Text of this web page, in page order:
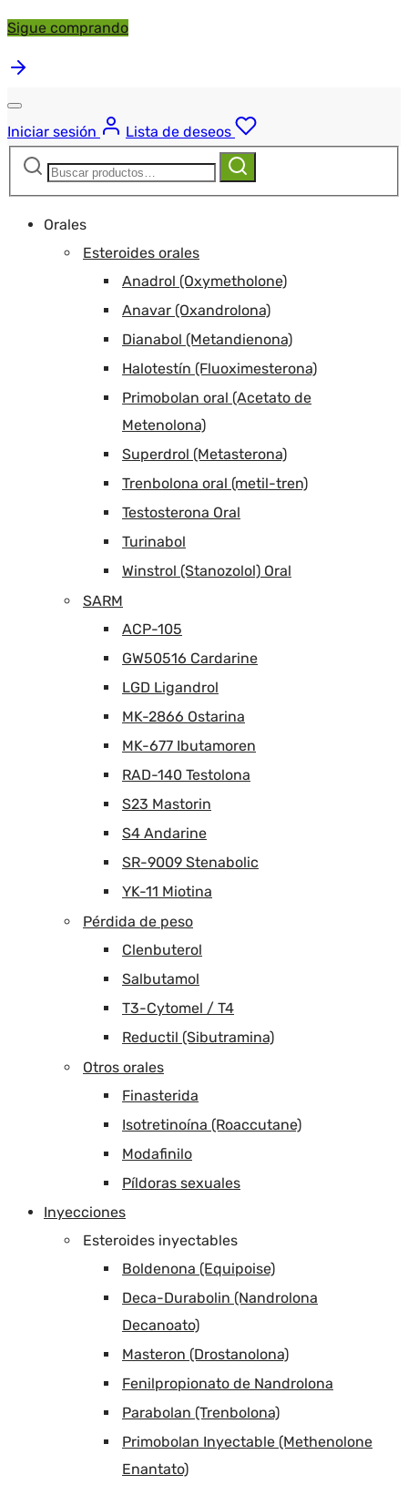
Sigue comprando
Iniciar sesión
Lista de deseos
Buscar:
Buscar
Orales
Esteroides orales
Anadrol (Oxymetholone)
Anavar (Oxandrolona)
Dianabol (Metandienona)
Halotestín (Fluoximesterona)
Primobolan oral (Acetato de
Metenolona)
Superdrol (Metasterona)
Trenbolona oral (metil-tren)
Testosterona Oral
Turinabol
Winstrol (Stanozolol) Oral
SARM
ACP-105
GW50516 Cardarine
LGD Ligandrol
MK-2866 Ostarina
MK-677 Ibutamoren
RAD-140 Testolona
S23 Mastorin
S4 Andarine
SR-9009 Stenabolic
YK-11 Miotina
Pérdida de peso
Clenbuterol
Salbutamol
T3-Cytomel / T4
Reductil (Sibutramina)
Otros orales
Finasterida
Isotretinoína (Roaccutane)
Modafinilo
Píldoras sexuales
Inyecciones
Esteroides inyectables
Boldenona (Equipoise)
Deca-Durabolin (Nandrolona
Decanoato)
Masteron (Drostanolona)
Fenilpropionato de Nandrolona
Parabolan (Trenbolona)
Primobolan Inyectable (Methenolone
Enantato)